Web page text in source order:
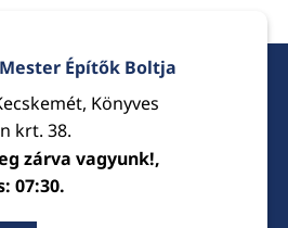
Építők Boltja
Könyves
krt. 38.
zárva vagyunk!,
07:30.